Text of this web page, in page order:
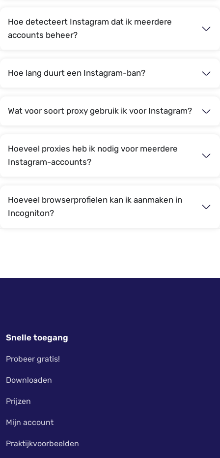
Hoe detecteert Instagram dat ik meerdere
accounts beheer?
Hoe lang duurt een Instagram-ban?
Wat voor soort proxy gebruik ik voor Instagram?
Hoeveel proxies heb ik nodig voor meerdere
Instagram-accounts?
Hoeveel browserprofielen kan ik aanmaken in
Incogniton?
Snelle toegang
Probeer gratis!
Downloaden
Prijzen
Mijn account
Praktijkvoorbeelden